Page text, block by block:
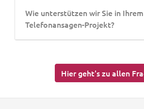
Wie unterstützen wir Sie in Ihrem
Telefonansagen-Projekt?
Hier geht's zu allen